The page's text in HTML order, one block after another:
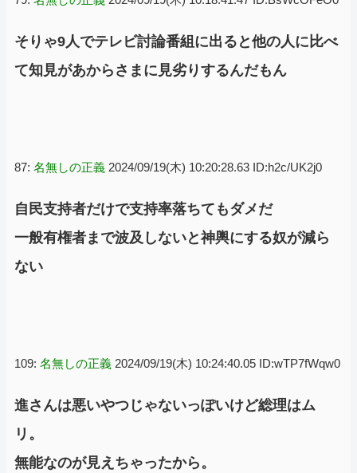
そりゃ9人でテレビ討論番組に出ると他の人に比べ
て知見があからさまに見劣りするんだもん
87: 名無しの正義 2024/09/19(木) 10:20:28.63 ID:h2c/UK2j0
自民支持者だけで支持率落ちてもダメだ
一般有権者まで波及しないと神輿にする奴が減ら
ない
109: 名無しの正義 2024/09/19(木) 10:24:40.05 ID:wTP7fWqw0
進さんは悪いやつじゃないっぽいけど総理はム
リ。
無能なのが見えちゃったから。